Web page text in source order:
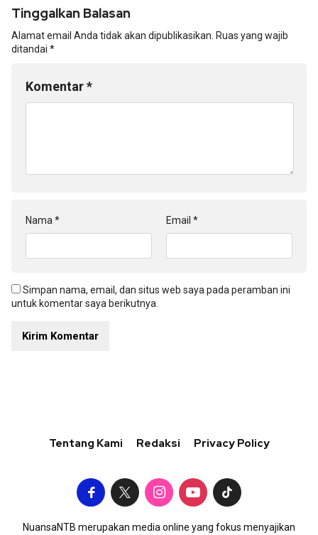
Tinggalkan Balasan
Alamat email Anda tidak akan dipublikasikan. Ruas yang wajib
ditandai *
Komentar*
Nama * Email *
Simpan nama, email, dan situs web saya pada peramban ini
untuk komentar saya berikutnya.
Tentang Kami Redaksi Privacy Policy
NuansaNTB merupakan media online yang fokus menyajikan